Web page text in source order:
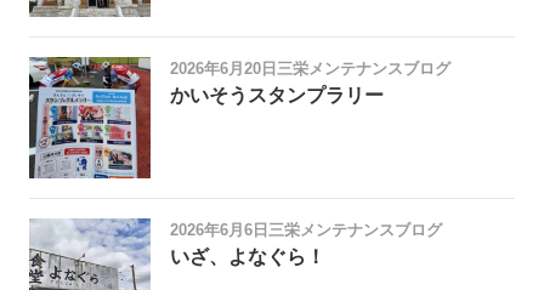
2026年6月20日 三栄メンテナンスブログ
かいそうスタンプラリー
2026年6月6日 三栄メンテナンスブログ
いざ、よなぐら！